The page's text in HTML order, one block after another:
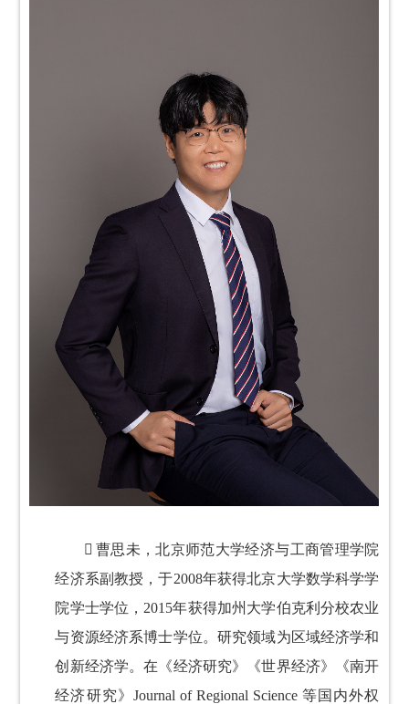
 曹思未，北京师范大学经济与工商管理学院
经济系副教授，于2008年获得北京大学数学科学学
院学士学位，2015年获得加州大学伯克利分校农业
与资源经济系博士学位。研究领域为区域经济学和
创新经济学。在《经济研究》《世界经济》《南开
经济研究》Journal of Regional Science 等国内外权